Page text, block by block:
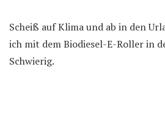
Scheiß auf Klima und ab in den
ich mit dem Biodiesel-E-Roller in
Schwierig.